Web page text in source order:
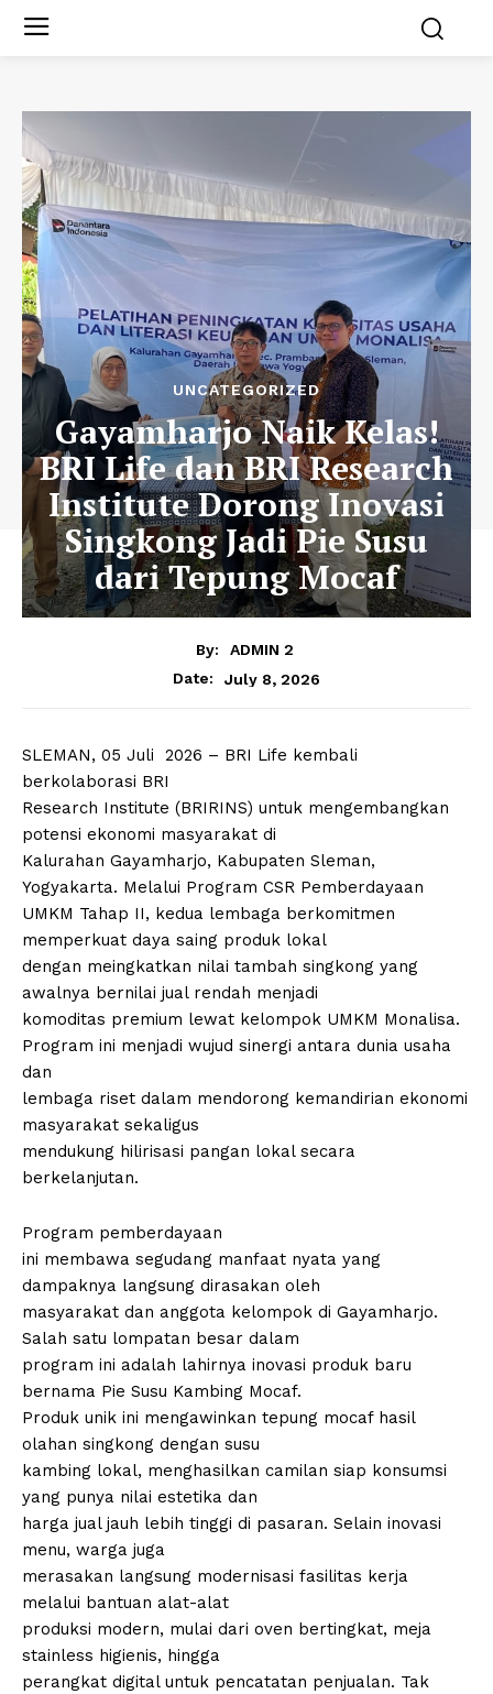
UNCATEGORIZED
Gayamharjo Naik Kelas!
BRI Life dan BRI Research
Institute Dorong Inovasi
Singkong Jadi Pie Susu
dari Tepung Mocaf
By:
ADMIN 2
Date:
July 8, 2026
SLEMAN, 05 Juli 2026 – BRI Life kembali
berkolaborasi BRI
Research Institute (BRIRINS) untuk mengembangkan
potensi ekonomi masyarakat di
Kalurahan Gayamharjo, Kabupaten Sleman,
Yogyakarta. Melalui Program CSR Pemberdayaan
UMKM Tahap II, kedua lembaga berkomitmen
memperkuat daya saing produk lokal
dengan meingkatkan nilai tambah singkong yang
awalnya bernilai jual rendah menjadi
komoditas premium lewat kelompok UMKM Monalisa.
Program ini menjadi wujud sinergi antara dunia usaha
dan
lembaga riset dalam mendorong kemandirian ekonomi
masyarakat sekaligus
mendukung hilirisasi pangan lokal secara
berkelanjutan.
Program pemberdayaan
ini membawa segudang manfaat nyata yang
dampaknya langsung dirasakan oleh
masyarakat dan anggota kelompok di Gayamharjo.
Salah satu lompatan besar dalam
program ini adalah lahirnya inovasi produk baru
bernama Pie Susu Kambing Mocaf.
Produk unik ini mengawinkan tepung mocaf hasil
olahan singkong dengan susu
kambing lokal, menghasilkan camilan siap konsumsi
yang punya nilai estetika dan
harga jual jauh lebih tinggi di pasaran. Selain inovasi
menu, warga juga
merasakan langsung modernisasi fasilitas kerja
melalui bantuan alat-alat
produksi modern, mulai dari oven bertingkat, meja
stainless higienis, hingga
perangkat digital untuk pencatatan penjualan. Tak